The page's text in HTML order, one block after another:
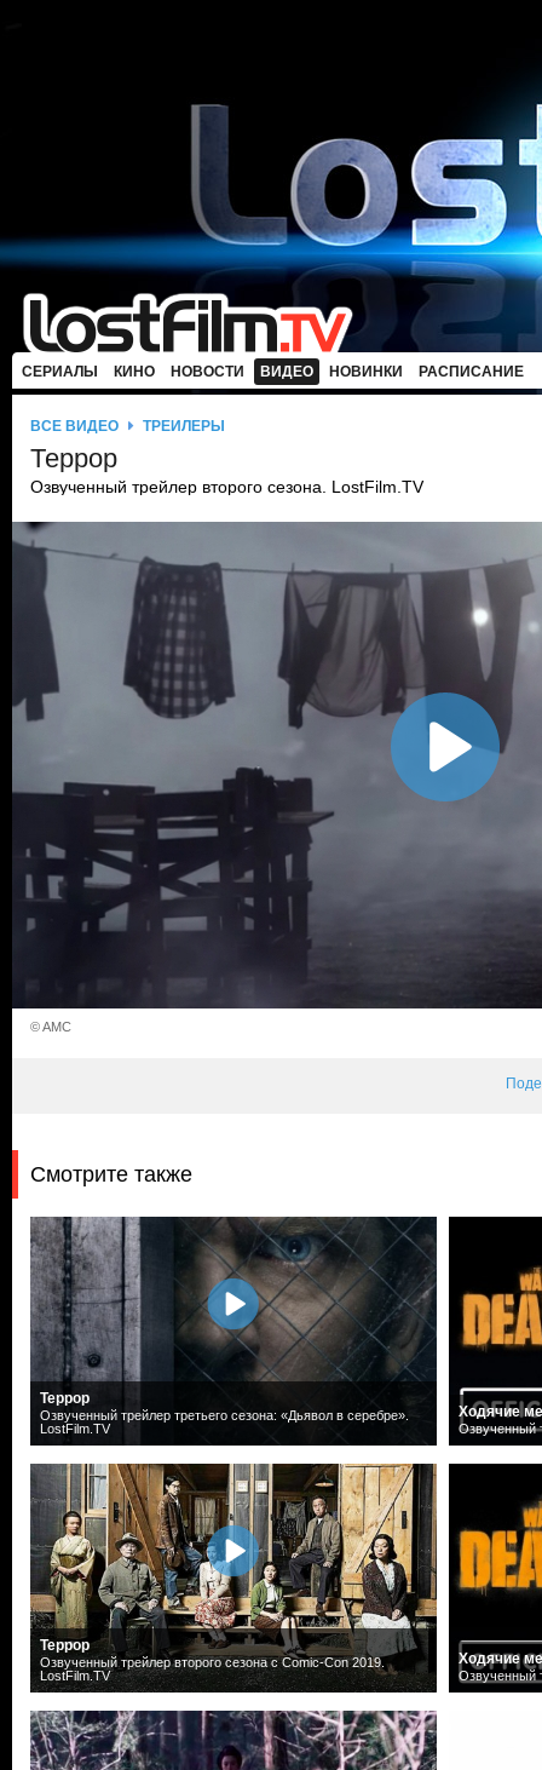
СЕРИАЛЫ КИНО НОВОСТИ ВИДЕО НОВИНКИ РАСПИСАНИЕ
ВСЕ ВИДЕО ТРЕЙЛЕРЫ
Террор
Озвученный трейлер второго сезона. LostFilm.TV
© AMC
Смотрите также
Террор
Озвученный трейлер третьего сезона: «Дьявол в серебре».
LostFilm.TV
Террор
Озвученный трейлер второго сезона с Comic-Con 2019.
LostFilm.TV
Ходячие
Озвученный
Ходячие
Озвученный